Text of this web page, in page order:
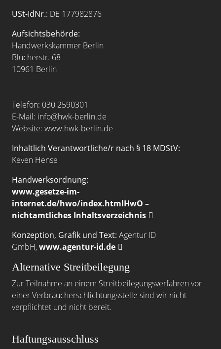
USt-IdNr.: DE 177982876
Aufsichtsbehörde:
Handwerkskammer Berlin
Blücherstr. 68
10961 Berlin
Telefon: 030 2590301
E-Mail: info@hwk-berlin.de
Website: www.hwk-berlin.de
Inhaltlich Verantwortliche/r nach § 18 MDStV:
Keven Hense
Handwerksordnung:
www.gesetze-im-
internet.de/hwo/index.htmlHwO –
nichtamtliches Inhaltsverzeichnis
Konzeption, Grafik und Text: Agentur ID
GmbH,www.agentur-id.de
Alternative Streitbeilegung
Zur Teilnahme an einem Streitbeilegungsverfahren vor
einer Verbraucherschlichtungsstelle sind wir nicht
verpflichtet und nicht bereit.
Haftungsausschluss